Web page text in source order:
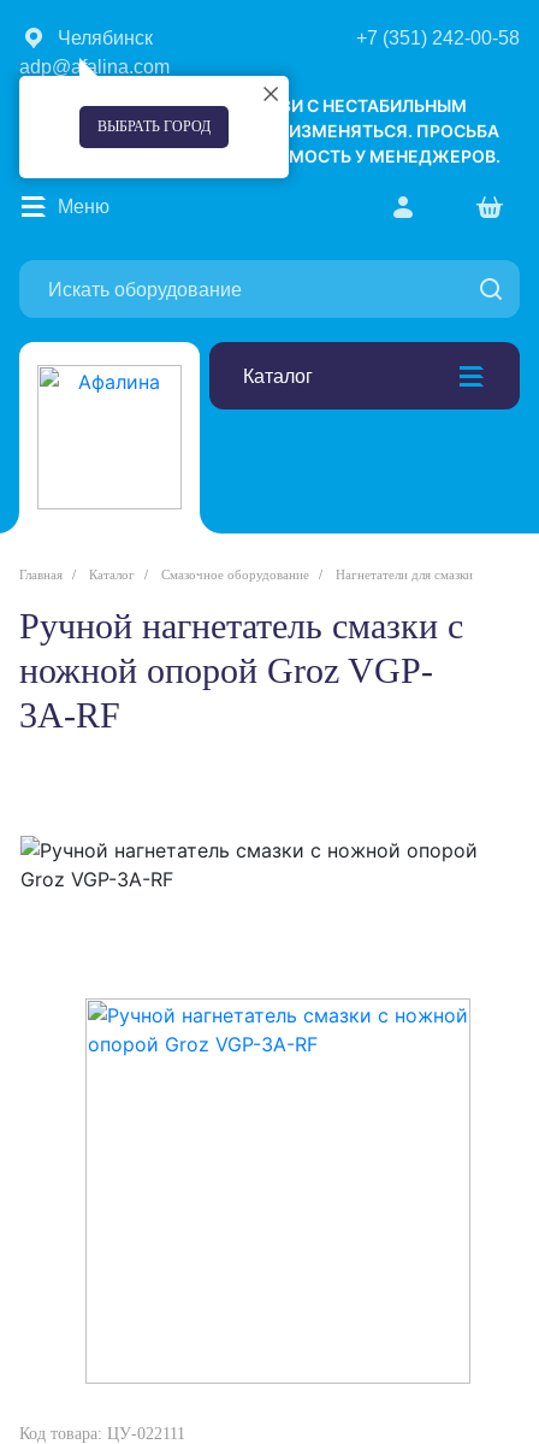
Челябинск
ВЫБРАТЬ ГОРОД
+7 (351) 242-00-58
adp@afalina.com
УВАЖАЕМЫЕ КЛИЕНТЫ! В СВЯЗИ С НЕСТАБИЛЬНЫМ
КУРСОМ ВАЛЮТ, ЦЕНЫ МОГУТ ИЗМЕНЯТЬСЯ. ПРОСЬБА
УТОЧНЯТЬ АКТУАЛЬНУЮ СТОИМОСТЬ У МЕНЕДЖЕРОВ.
Каталог
Меню
Главная Каталог Смазочное оборудование Нагнетатели для смазки
Ручной нагнетатель смазки с
ножной опорой Groz VGP-
3A-RF
Код товара: ЦУ-022111